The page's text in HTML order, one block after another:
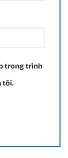
trong trình
tôi.